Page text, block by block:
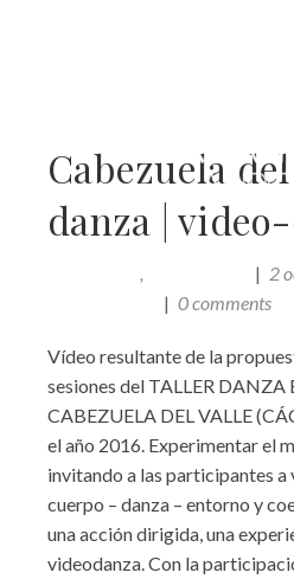
Cabezuela
danza |
, 2
0 comments
Vídeo resultante de la
sesiones del TALLER
CABEZUELA DEL VALLE
el año 2016. Experimentar el
invitando a las participantes
cuerpo – danza – entorno y
una acción dirigida, una
videodanza. Con la